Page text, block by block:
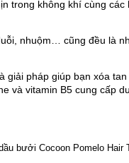
trong không khí cùng
nhuộm… cũng đều là
giải pháp giúp bạn xóa
và vitamin B5 cung cấp